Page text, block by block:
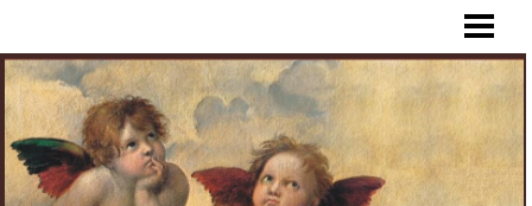
MENU
STYLE BOOK
BUSINESS HOURS & MAP